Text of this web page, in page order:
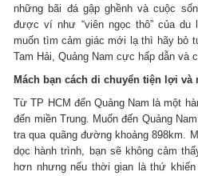
những bãi đá gập ghềnh và cuộc
được ví như “viên ngọc thô” của
muốn tìm cảm giác mới lạ thì hãy bỏ
Tam Hải, Quảng Nam cực hấp dẫn và
Mách bạn cách di chuyển tiện lợi và
Từ TP HCM đến Quảng Nam là một
đến miền Trung. Muốn đến Quảng
tra qua quãng đường khoảng 898km.
dọc hành trình, bạn sẽ không cảm
hơn nhưng nếu thời gian là thứ